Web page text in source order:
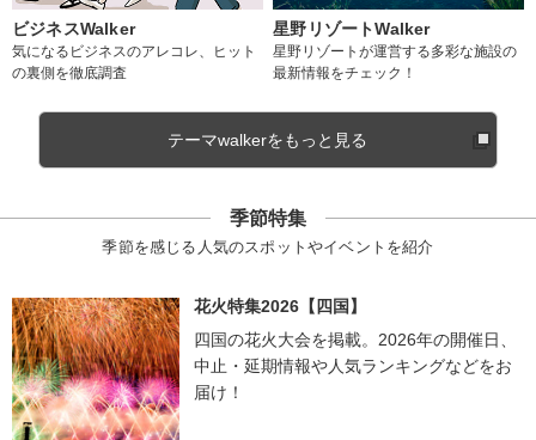
ビジネスWalker
気になるビジネスのアレコレ、ヒット
の裏側を徹底調査
星野リゾートWalker
星野リゾートが運営する多彩な施設の
最新情報をチェック！
テーマwalkerをもっと見る
季節特集
季節を感じる人気のスポットやイベントを紹介
花火特集2026【四国】
四国の花火大会を掲載。2026年の開催日、
中止・延期情報や人気ランキングなどをお
届け！